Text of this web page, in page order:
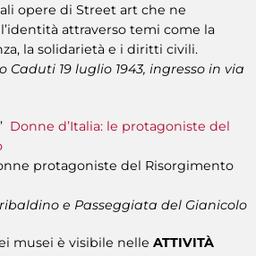
opere di Street art che ne
attraverso temi come la
la solidarietà e i diritti civili.
19 luglio 1943, ingresso in via
Donne d’Italia: le protagoniste del
protagoniste del Risorgimento
e Passeggiata del Gianicolo
musei è visibile nelle ATTIVITÀ